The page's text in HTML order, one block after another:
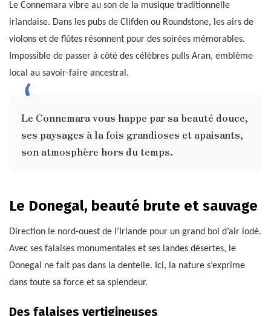
Le Connemara vibre au son de la musique traditionnelle
irlandaise. Dans les pubs de Clifden ou Roundstone, les airs de
violons et de flûtes résonnent pour des soirées mémorables.
Impossible de passer à côté des célèbres pulls Aran, emblème
local au savoir-faire ancestral.
Le Connemara vous happe par sa beauté douce,
ses paysages à la fois grandioses et apaisants,
son atmosphère hors du temps.
Le Donegal, beauté brute et sauvage
Direction le nord-ouest de l’Irlande pour un grand bol d’air iodé.
Avec ses falaises monumentales et ses landes désertes, le
Donegal ne fait pas dans la dentelle. Ici, la nature s’exprime
dans toute sa force et sa splendeur.
Des falaises vertigineuses